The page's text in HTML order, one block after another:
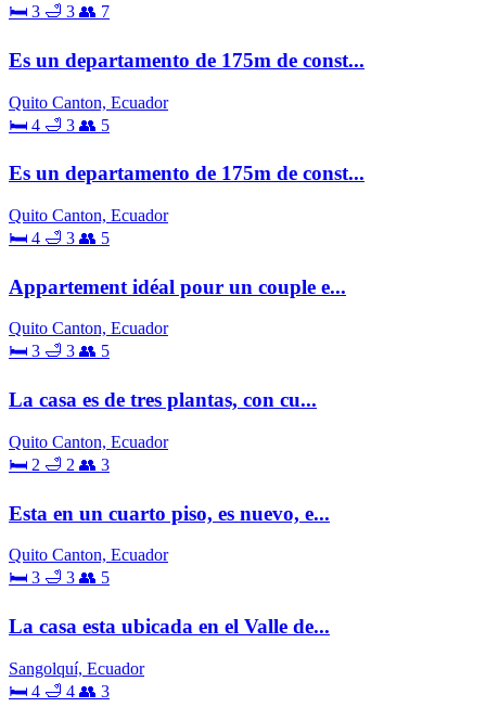
🛏 3 🛁 3 👥 7
Es un departamento de 175m de const...
Quito Canton, Ecuador
🛏 4 🛁 3 👥 5
Es un departamento de 175m de const...
Quito Canton, Ecuador
🛏 4 🛁 3 👥 5
Appartement idéal pour un couple e...
Quito Canton, Ecuador
🛏 3 🛁 3 👥 5
La casa es de tres plantas, con cu...
Quito Canton, Ecuador
🛏 2 🛁 2 👥 3
Esta en un cuarto piso, es nuevo, e...
Quito Canton, Ecuador
🛏 3 🛁 3 👥 5
La casa esta ubicada en el Valle de...
Sangolquí, Ecuador
🛏 4 🛁 4 👥 3